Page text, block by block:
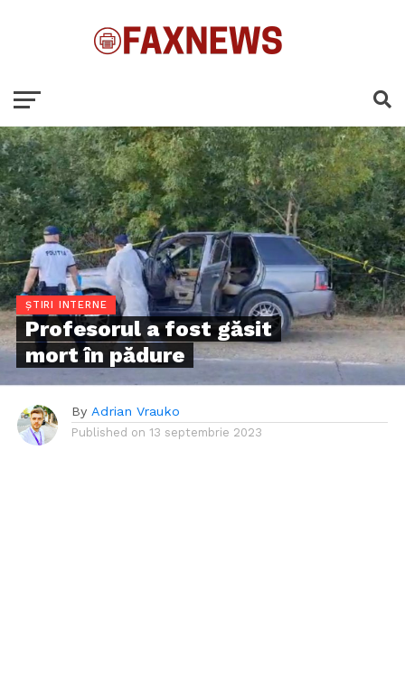
ȘTIRI INTERNE
Profesorul a fost găsit
mort în pădure
By Adrian Vrauko
Published on 13 septembrie 2023